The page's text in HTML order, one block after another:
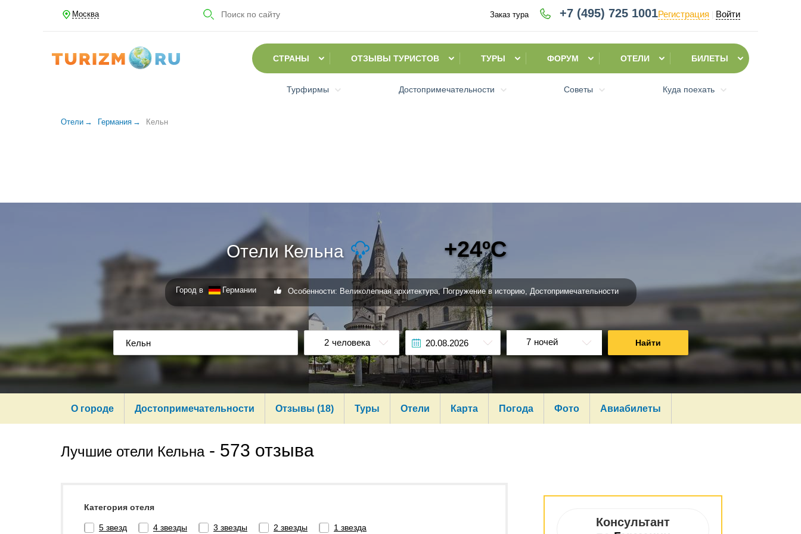
Москва Заказ тура +7 (495) 725 1001Регистрация Войти
СТРАНЫ ОТЗЫВЫ ТУРИСТОВ ТУРЫ ФОРУМ ОТЕЛИ БИЛЕТЫ
Турфирмы Достопримечательности Советы Куда поехать
Отели Германия Кельн
Отели Кельна +24ºC
Город в Германии Особенности: Великолепная архитектура, Погружение в историю, Достопримечательности
2 человека 7 ночей Найти
О городе Достопримечательности Отзывы (18) Туры Отели Карта Погода Фото Авиабилеты
Лучшие отели Кельна- 573 отзыва
Категория отеля
5 звезд 4 звезды 3 звезды 2 звезды 1 звезда
Консультант